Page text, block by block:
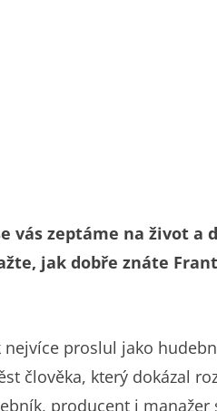
vás zeptáme na život
jak dobře znáte
nejvíce proslul jako
člověka, který dokázal
producent i